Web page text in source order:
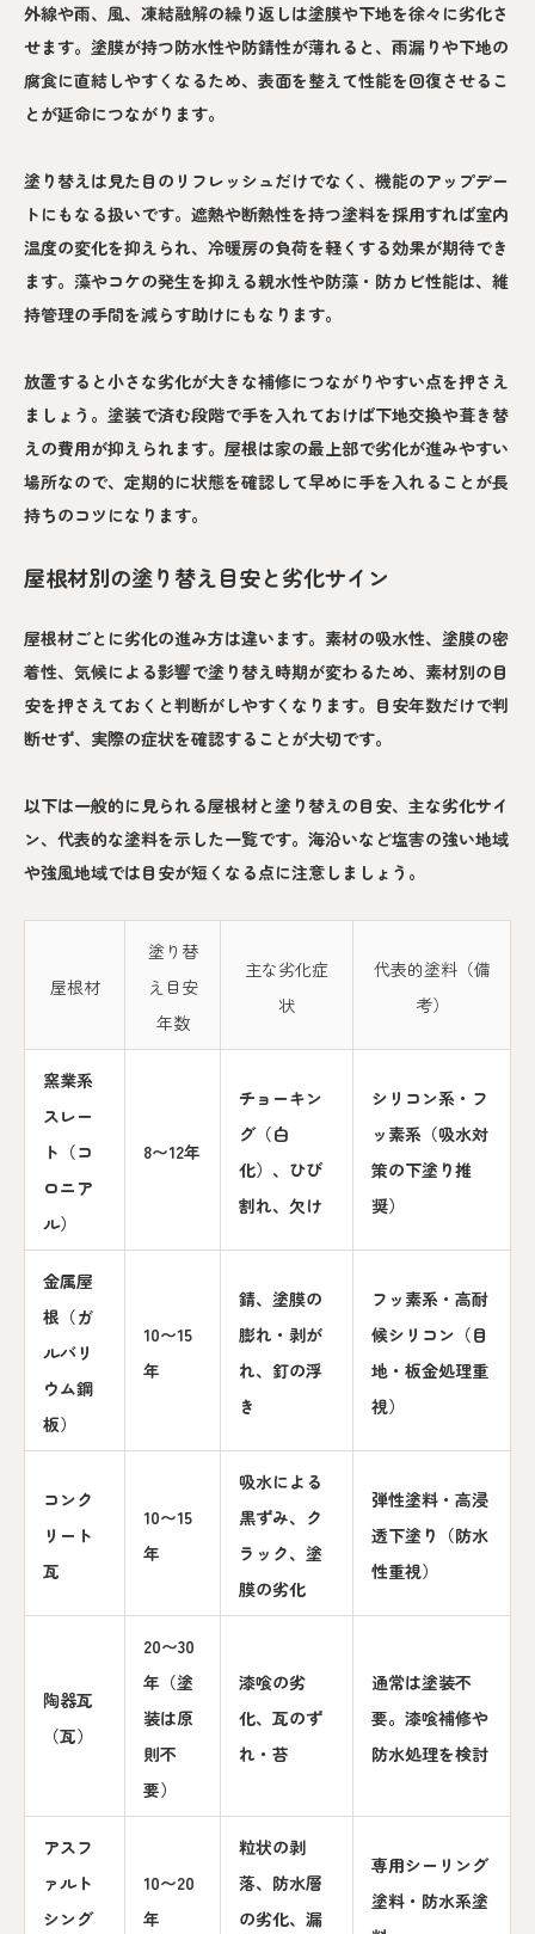
外線や雨、風、凍結融解の繰り返しは塗膜や下地を徐々に劣化さ
せます。塗膜が持つ防水性や防錆性が薄れると、雨漏りや下地の
腐食に直結しやすくなるため、表面を整えて性能を回復させるこ
とが延命につながります。
塗り替えは見た目のリフレッシュだけでなく、機能のアップデー
トにもなる扱いです。遮熱や断熱性を持つ塗料を採用すれば室内
温度の変化を抑えられ、冷暖房の負荷を軽くする効果が期待でき
ます。藻やコケの発生を抑える親水性や防藻・防カビ性能は、維
持管理の手間を減らす助けにもなります。
放置すると小さな劣化が大きな補修につながりやすい点を押さえ
ましょう。塗装で済む段階で手を入れておけば下地交換や葺き替
えの費用が抑えられます。屋根は家の最上部で劣化が進みやすい
場所なので、定期的に状態を確認して早めに手を入れることが長
持ちのコツになります。
屋根材別の塗り替え目安と劣化サイン
屋根材ごとに劣化の進み方は違います。素材の吸水性、塗膜の密
着性、気候による影響で塗り替え時期が変わるため、素材別の目
安を押さえておくと判断がしやすくなります。目安年数だけで判
断せず、実際の症状を確認することが大切です。
以下は一般的に見られる屋根材と塗り替えの目安、主な劣化サイ
ン、代表的な塗料を示した一覧です。海沿いなど塩害の強い地域
や強風地域では目安が短くなる点に注意しましょう。
屋根材
塗り替
え目安
年数
主な劣化症
状
代表的塗料（備
考）
窯業系
スレー
ト（コ
ロニア
ル）
8〜12年
チョーキン
グ（白
化）、ひび
割れ、欠け
シリコン系・フ
ッ素系（吸水対
策の下塗り推
奨）
金属屋
根（ガ
ルバリ
ウム鋼
板）
10〜15
年
錆、塗膜の
膨れ・剥が
れ、釘の浮
き
フッ素系・高耐
候シリコン（目
地・板金処理重
視）
コンク
リート
瓦
10〜15
年
吸水による
黒ずみ、ク
ラック、塗
膜の劣化
弾性塗料・高浸
透下塗り（防水
性重視）
陶器瓦
（瓦）
20〜30
年（塗
装は原
則不
要）
漆喰の劣
化、瓦のず
れ・苔
通常は塗装不
要。漆喰補修や
防水処理を検討
アスフ
ァルト
シング
10〜20
年
粒状の剥
落、防水層
の劣化、漏
専用シーリング
塗料・防水系塗